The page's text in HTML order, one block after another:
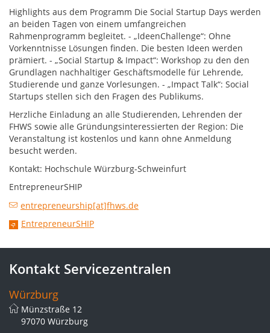
Highlights aus dem Programm Die Social Startup Days werden
an beiden Tagen von einem umfangreichen
Rahmenprogramm begleitet. - „IdeenChallenge“: Ohne
Vorkenntnisse Lösungen finden. Die besten Ideen werden
prämiert. - „Social Startup & Impact“: Workshop zu den den
Grundlagen nachhaltiger Geschäftsmodelle für Lehrende,
Studierende und ganze Vorlesungen. - „Impact Talk“: Social
Startups stellen sich den Fragen des Publikums.
Herzliche Einladung an alle Studierenden, Lehrenden der
FHWS sowie alle Gründungsinteressierten der Region: Die
Veranstaltung ist kostenlos und kann ohne Anmeldung
besucht werden.
Kontakt: Hochschule Würzburg-Schweinfurt
EntrepreneurSHIP
entrepreneurship[at]fhws.de
EntrepreneurSHIP
Kontakt Servicezentralen
Würzburg
Münzstraße 12
97070 Würzburg